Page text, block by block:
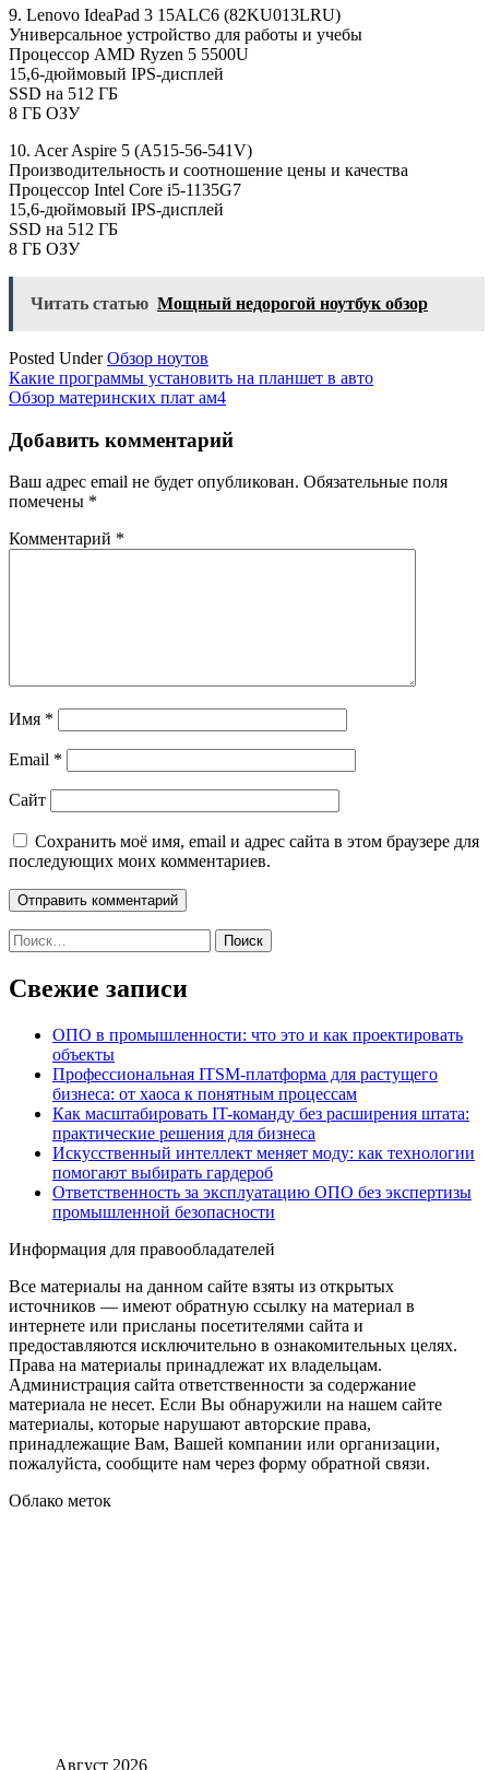
9. Lenovo IdeaPad 3 15ALC6 (82KU013LRU)
Универсальное устройство для работы и учебы
Процессор AMD Ryzen 5 5500U
15,6-дюймовый IPS-дисплей
SSD на 512 ГБ
8 ГБ ОЗУ
10. Acer Aspire 5 (A515-56-541V)
Производительность и соотношение цены и качества
Процессор Intel Core i5-1135G7
15,6-дюймовый IPS-дисплей
SSD на 512 ГБ
8 ГБ ОЗУ
Читать статью Мощный недорогой ноутбук обзор
Posted UnderОбзор ноутов
Навигация
по
записям
Какие программы установить на планшет в авто
Обзор материнских плат ам4
Добавить комментарий
Ваш адрес email не будет опубликован. Обязательные поля
помечены *
Комментарий *
Имя *
Email *
Сайт
Сохранить моё имя, email и адрес сайта в этом браузере для
последующих моих комментариев.
Найти:
Свежие записи
ОПО в промышленности: что это и как проектировать
объекты
Профессиональная ITSM-платформа для растущего
бизнеса: от хаоса к понятным процессам
Как масштабировать IT-команду без расширения штата:
практические решения для бизнеса
Искусственный интеллект меняет моду: как технологии
помогают выбирать гардероб
Ответственность за эксплуатацию ОПО без экспертизы
промышленной безопасности
Информация для правообладателей
Все материалы на данном сайте взяты из открытых
источников — имеют обратную ссылку на материал в
интернете или присланы посетителями сайта и
предоставляются исключительно в ознакомительных целях.
Права на материалы принадлежат их владельцам.
Администрация сайта ответственности за содержание
материала не несет. Если Вы обнаружили на нашем сайте
материалы, которые нарушают авторские права,
принадлежащие Вам, Вашей компании или организации,
пожалуйста, сообщите нам через форму обратной связи.
Облако меток
Август 2026